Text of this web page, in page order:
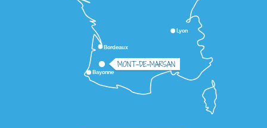
Lyon
Bordeaux
Bayonne
MONT-DE-MARSAN